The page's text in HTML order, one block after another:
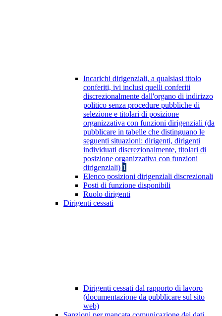
Incarichi dirigenziali, a qualsiasi titolo
conferiti, ivi inclusi quelli conferiti
discrezionalmente dall'organo di indirizzo
politico senza procedure pubbliche di
selezione e titolari di posizione
organizzativa con funzioni dirigenziali (da
pubblicare in tabelle che distinguano le
seguenti situazioni: dirigenti, dirigenti
individuati discrezionalmente, titolari di
posizione organizzativa con funzioni
dirigenziali) 1
Elenco posizioni dirigenziali discrezionali
Posti di funzione disponibili
Ruolo dirigenti
Dirigenti cessati
Dirigenti cessati dal rapporto di lavoro
(documentazione da pubblicare sul sito
web)